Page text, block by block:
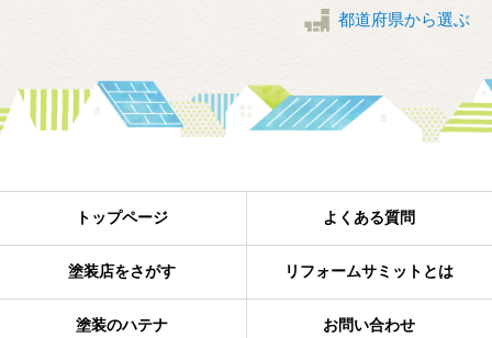
都道府県から選ぶ
トップページ よくある質問
塗装店をさがす リフォームサミットとは
塗装のハテナ お問い合わせ